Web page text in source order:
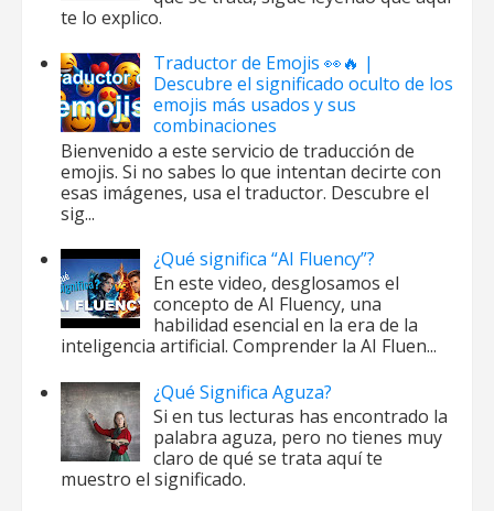
te lo explico.
Traductor de Emojis 👀🔥 |
Descubre el significado oculto de los
emojis más usados y sus
combinaciones
Bienvenido a este servicio de traducción de
emojis. Si no sabes lo que intentan decirte con
esas imágenes, usa el traductor. Descubre el
sig...
¿Qué significa “AI Fluency”?
En este video, desglosamos el
concepto de AI Fluency, una
habilidad esencial en la era de la
inteligencia artificial. Comprender la AI Fluen...
¿Qué Significa Aguza?
Si en tus lecturas has encontrado la
palabra aguza, pero no tienes muy
claro de qué se trata aquí te
muestro el significado.